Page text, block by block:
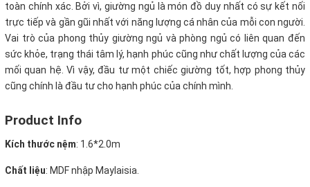
toàn chính xác. Bởi vì, giường ngủ là món đồ duy nhất có sự kết nối
trực tiếp và gần gũi nhất với năng lượng cá nhân của mỗi con người.
Vai trò của phong thủy giường ngủ và phòng ngủ có liên quan đến
sức khỏe, trạng thái tâm lý, hạnh phúc cũng như chất lượng của các
mối quan hệ. Vì vậy, đầu tư một chiếc giường tốt, hợp phong thủy
cũng chính là đầu tư cho hạnh phúc của chính mình.
Product Info
Kích thước nệm: 1.6*2.0m
Chất liệu: MDF nhập Maylaisia.